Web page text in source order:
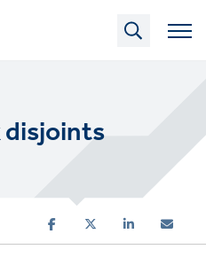
disjoints